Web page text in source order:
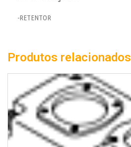
-RETENTOR
Produtos relacionados